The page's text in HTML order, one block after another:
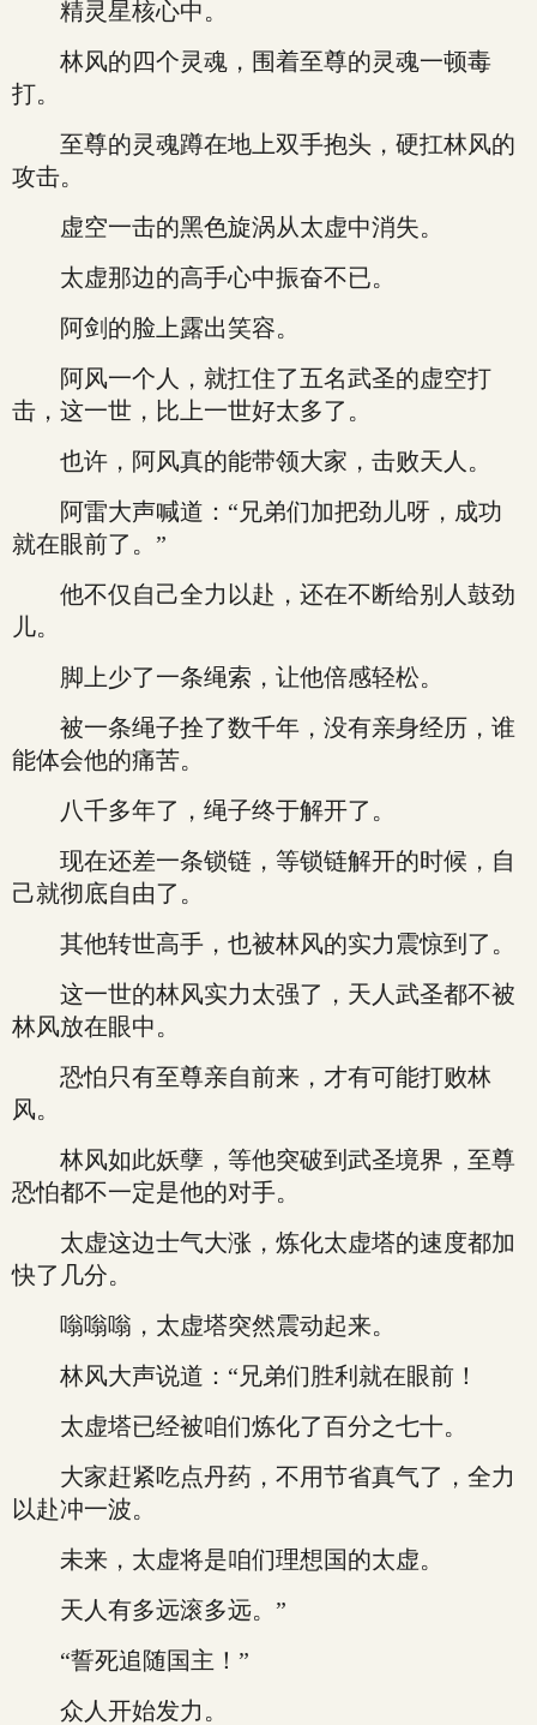
精灵星核心中。
林风的四个灵魂，围着至尊的灵魂一顿毒
打。
至尊的灵魂蹲在地上双手抱头，硬扛林风的
攻击。
虚空一击的黑色旋涡从太虚中消失。
太虚那边的高手心中振奋不已。
阿剑的脸上露出笑容。
阿风一个人，就扛住了五名武圣的虚空打
击，这一世，比上一世好太多了。
也许，阿风真的能带领大家，击败天人。
阿雷大声喊道：“兄弟们加把劲儿呀，成功
就在眼前了。”
他不仅自己全力以赴，还在不断给别人鼓劲
儿。
脚上少了一条绳索，让他倍感轻松。
被一条绳子拴了数千年，没有亲身经历，谁
能体会他的痛苦。
八千多年了，绳子终于解开了。
现在还差一条锁链，等锁链解开的时候，自
己就彻底自由了。
其他转世高手，也被林风的实力震惊到了。
这一世的林风实力太强了，天人武圣都不被
林风放在眼中。
恐怕只有至尊亲自前来，才有可能打败林
风。
林风如此妖孽，等他突破到武圣境界，至尊
恐怕都不一定是他的对手。
太虚这边士气大涨，炼化太虚塔的速度都加
快了几分。
嗡嗡嗡，太虚塔突然震动起来。
林风大声说道：“兄弟们胜利就在眼前！
太虚塔已经被咱们炼化了百分之七十。
大家赶紧吃点丹药，不用节省真气了，全力
以赴冲一波。
未来，太虚将是咱们理想国的太虚。
天人有多远滚多远。”
“誓死追随国主！”
众人开始发力。